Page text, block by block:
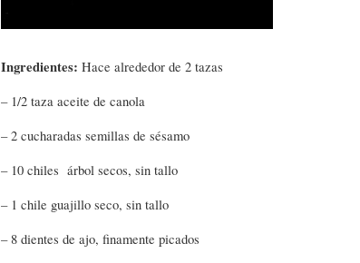
Ingredientes: Hace alrededor de 2 tazas
– 1/2 taza aceite de canola
– 2 cucharadas semillas de sésamo
– 10 chiles árbol secos, sin tallo
– 1 chile guajillo seco, sin tallo
– 8 dientes de ajo, finamente picados